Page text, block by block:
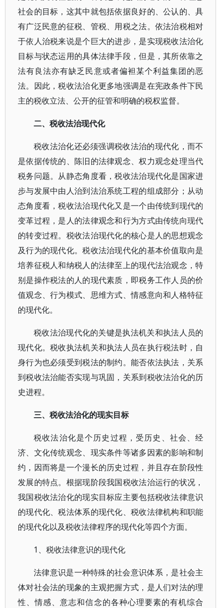
社会的目标，这其中就包括依据良好的、公认的、具
有广泛民意的征税、管税、用税之法。依法治税相对
于依人治税来说是个巨大的进步，是实现税收法治化
目标与状态运用的具体法律手段，但是，其所依靠之
法有良法亦有缺乏民意或者偏袒某个利益集团的恶
法。因此，税收法治化更多地强调是在宪政条件下民
主的税收立法、公开的征管和明确的税权监督。
二、税收法治现代化
税收法治化还必须强调税收法治的现代化，而不
是依据传统的、陈旧的法律观念、权力观念处理当代
税务问题。从静态角度看，税收法治现代化是国家进
步与发展中由人治到法治系统工程的组成部分；从动
态角度看，税收法治现代化又是一个由传统到现代的
变革过程，是人的法律观念和行为方式由传统向现代
的转变过程。税收法治现代化的核心是人的思想观念
及行为的现代化。税收法治现代化的基本价值取向是
培养征税人和纳税人的法律至上的现代法治观念，特
别是操作税法的人的现代素质，即税务工作人员的价
值观念、行为模式、思维方式、情感意向和人格特征
的现代化。
税收法治现代化的关键是执法机关和执法人员的
现代化。税收执法机关和执法人员在执行税法时，自
身行为也必须受到税法的制约。能否依法执法，关系
到税收法治能否实现与巩固，关系到税收法治化的历
史进程。
三、税收法治化的现实目标
税收法治化是个历史过程，受历史、社会、经
济、文化传统观念、现实条件等诸多因素的影响和制
约，因而将是一个漫长的历史过程，并且存在阶段性
发展的特点。根据现阶段我国税收法治运行的状况，
我国税收法治化的现实目标应主要包括税收法律意识
的现代化、税法体系的现代化、税收法律机构和职能
的现代化以及税收法律程序的现代化等四个方面。
1、税收法律意识的现代化
法律意识是一种特殊的社会意识体系，是社会主
体对社会法的现象的主观把握方式，是人们对法的理
性、情感、意志和信念的各种心理要素的有机综合